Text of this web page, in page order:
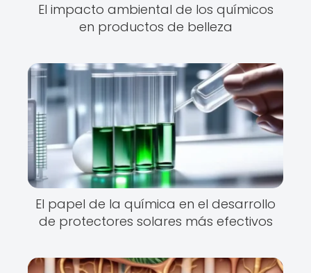
El impacto ambiental de los químicos
en productos de belleza
El papel de la química en el desarrollo
de protectores solares más efectivos